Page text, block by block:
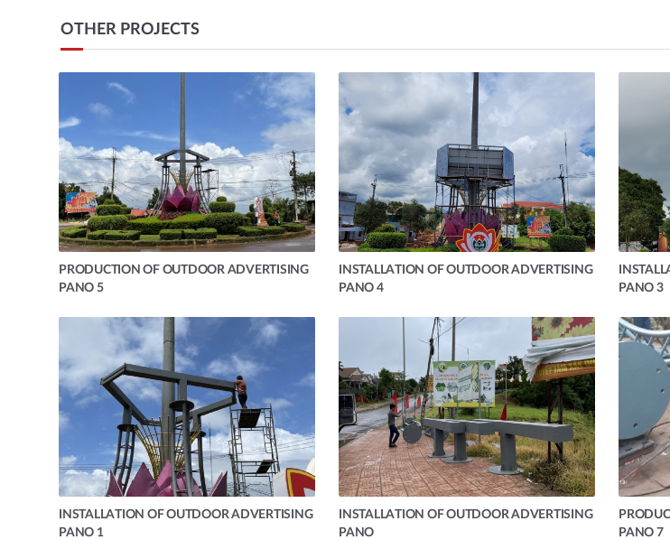
OTHER PROJECTS
PRODUCTION OF OUTDOOR ADVERTISING
PANO 5
INSTALLATION OF OUTDOOR ADVERTISING
PANO 4
PANO 3
INSTALLATION OF OUTDOOR ADVERTISING
PANO 1
INSTALLATION OF OUTDOOR ADVERTISING
PANO
PANO 7